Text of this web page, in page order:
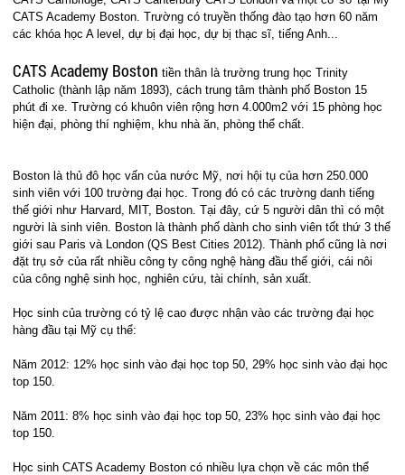
CATS Academy Boston. Trường có truyền thống đào tạo hơn 60 năm
các khóa học A level, dự bị đại học, dự bị thạc sĩ, tiếng Anh...
CATS Academy Boston tiền thân là trường trung học Trinity
Catholic (thành lập năm 1893), cách trung tâm thành phố Boston 15
phút đi xe. Trường có khuôn viên rộng hơn 4.000m2 với 15 phòng học
hiện đại, phòng thí nghiệm, khu nhà ăn, phòng thể chất.
Boston là thủ đô học vấn của nước Mỹ, nơi hội tụ của hơn 250.000
sinh viên với 100 trường đại học. Trong đó có các trường danh tiếng
thế giới như Harvard, MIT, Boston. Tại đây, cứ 5 người dân thì có một
người là sinh viên. Boston là thành phố dành cho sinh viên tốt thứ 3 thế
giới sau Paris và London (QS Best Cities 2012). Thành phố cũng là nơi
đặt trụ sở của rất nhiều công ty công nghệ hàng đầu thế giới, cái nôi
của công nghệ sinh học, nghiên cứu, tài chính, sản xuất.
Học sinh của trường có tỷ lệ cao được nhận vào các trường đại học
hàng đầu tại Mỹ cụ thể:
Năm 2012: 12% học sinh vào đại học top 50, 29% học sinh vào đại học
top 150.
Năm 2011: 8% học sinh vào đại học top 50, 23% học sinh vào đại học
top 150.
Học sinh CATS Academy Boston có nhiều lựa chọn về các môn thể